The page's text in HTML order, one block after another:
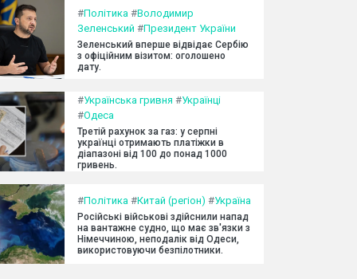
#Політика #Володимир
Зеленський #Президент України
Зеленський вперше відвідає Сербію
з офіційним візитом: оголошено
дату.
#Українська гривня #Українці
#Одеса
Третій рахунок за газ: у серпні
українці отримають платіжки в
діапазоні від 100 до понад 1000
гривень.
#Політика #Китай (регіон) #Україна
Російські військові здійснили напад
на вантажне судно, що має зв'язки з
Німеччиною, неподалік від Одеси,
використовуючи безпілотники.